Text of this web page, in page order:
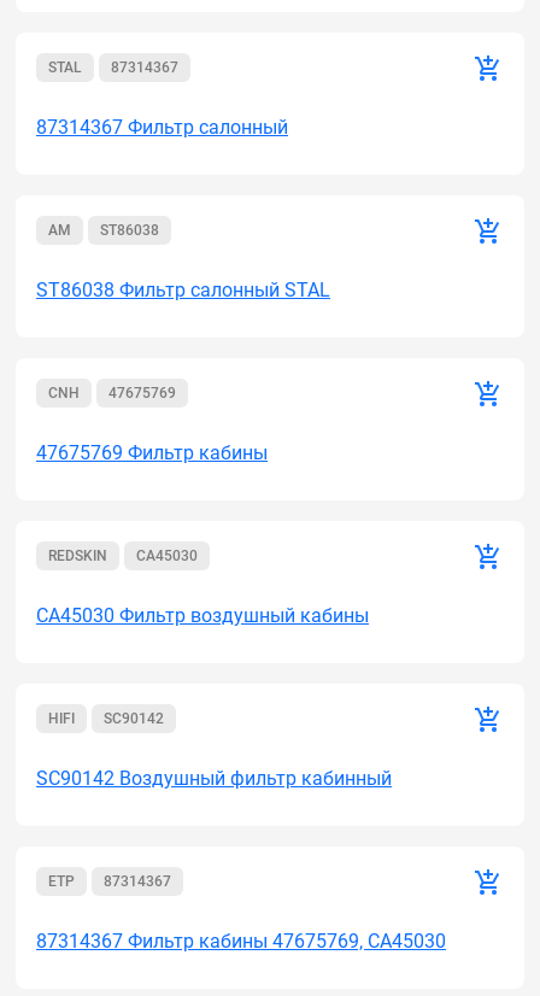
STAL 87314367
87314367 Фильтр салонный
AM ST86038
ST86038 Фильтр салонный STAL
CNН 47675769
47675769 Фильтр кабины
REDSKIN CA45030
CA45030 Фильтр воздушный кабины
HIFI SC90142
SC90142 Воздушный фильтр кабинный
ETP 87314367
87314367 Фильтр кабины 47675769, CA45030